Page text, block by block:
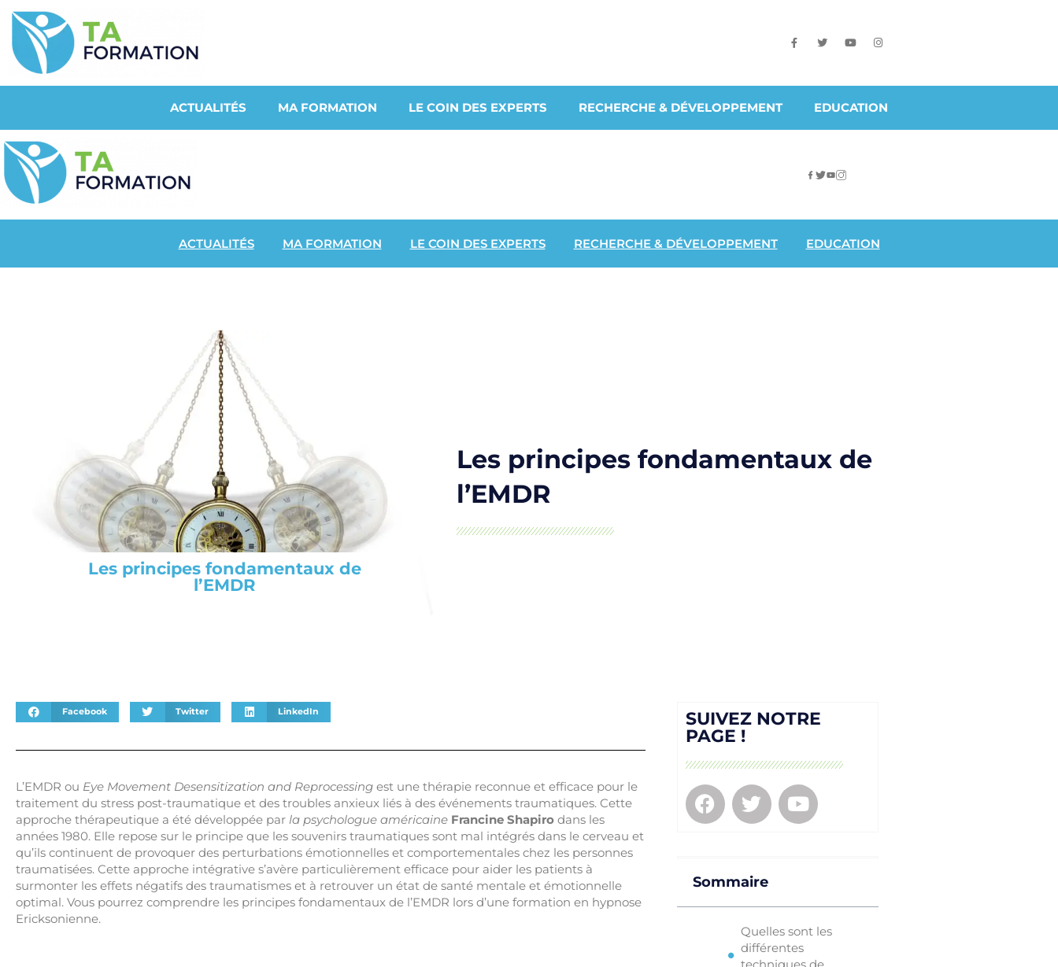
ACTUALITÉS MA FORMATION LE COIN DES EXPERTS RECHERCHE & DÉVELOPPEMENT EDUCATION
ACTUALITÉS MA FORMATION LE COIN DES EXPERTS RECHERCHE & DÉVELOPPEMENT EDUCATION
Les principes fondamentaux de
l’EMDR
Les principes fondamentaux de
l’EMDR
Facebook Twitter LinkedIn
L’EMDR ou Eye Movement Desensitization and Reprocessing est une thérapie reconnue et efficace pour le
traitement du stress post-traumatique et des troubles anxieux liés à des événements traumatiques. Cette
approche thérapeutique a été développée par la psychologue américaine Francine Shapiro dans les
années 1980. Elle repose sur le principe que les souvenirs traumatiques sont mal intégrés dans le cerveau et
qu’ils continuent de provoquer des perturbations émotionnelles et comportementales chez les personnes
traumatisées. Cette approche intégrative s’avère particulièrement efficace pour aider les patients à
surmonter les effets négatifs des traumatismes et à retrouver un état de santé mentale et émotionnelle
optimal. Vous pourrez comprendre les principes fondamentaux de l’EMDR lors d’une formation en hypnose
Ericksonienne.
SUIVEZ NOTRE
PAGE !
Sommaire
Quelles sont les
différentes
techniques de